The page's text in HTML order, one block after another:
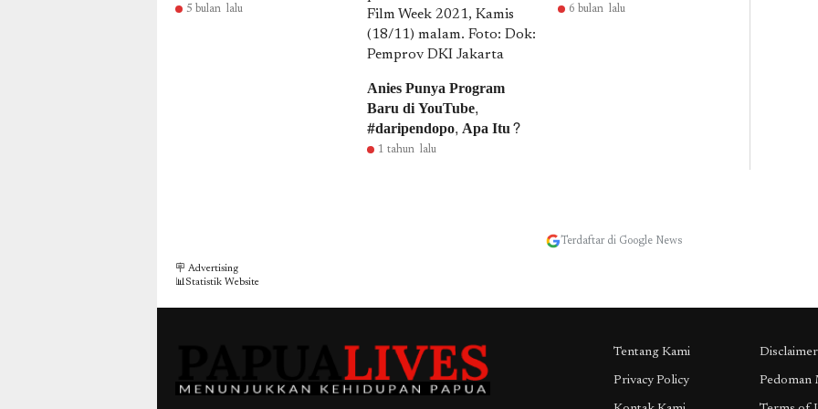
5 bulan lalu
Anies Punya Program
Baru di YouTube,
#daripendopo, Apa Itu?
1 tahun lalu
6 bulan lalu
Terdaftar di Google News
🪧 Advertising
📊Statistik Website
Tentang Kami
Privacy Policy
Disclaimer
Pedoman